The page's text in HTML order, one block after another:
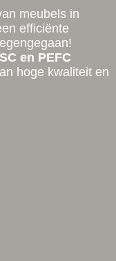
meubels in
efficiënte
en PEFC
hoge kwaliteit en